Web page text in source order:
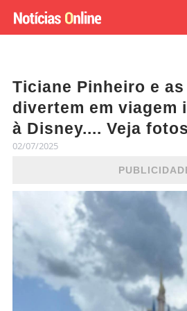
Ticiane Pinheiro e
divertem em viagem
à Disney.... Veja
02/07/2025